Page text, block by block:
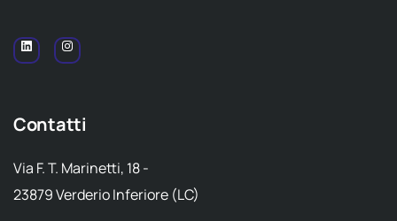
Contatti
Via F. T. Marinetti, 18 -
23879 Verderio Inferiore (LC)